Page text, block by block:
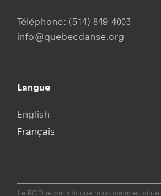
Téléphone: (514) 849-4003
info@quebecdanse.org
Langue
English
Français
Le RQD reconnaît que nous sommes